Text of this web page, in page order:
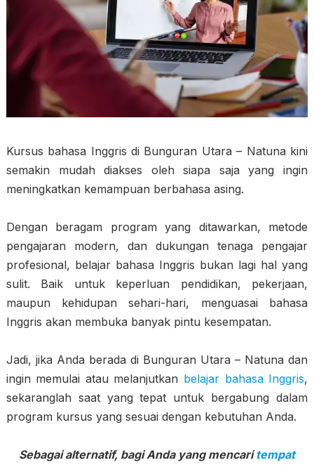
Kursus bahasa Inggris di Bunguran Utara – Natuna kini
semakin mudah diakses oleh siapa saja yang ingin
meningkatkan kemampuan berbahasa asing.
Dengan beragam program yang ditawarkan, metode
pengajaran modern, dan dukungan tenaga pengajar
profesional, belajar bahasa Inggris bukan lagi hal yang
sulit. Baik untuk keperluan pendidikan, pekerjaan,
maupun kehidupan sehari-hari, menguasai bahasa
Inggris akan membuka banyak pintu kesempatan.
Jadi, jika Anda berada di Bunguran Utara – Natuna dan
ingin memulai atau melanjutkan belajar bahasa Inggris,
sekaranglah saat yang tepat untuk bergabung dalam
program kursus yang sesuai dengan kebutuhan Anda.
Sebagai alternatif, bagi Anda yang mencaritempat